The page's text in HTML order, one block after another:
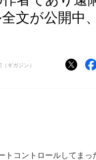
文が公開中
ギガジン）
トコントロールしてま